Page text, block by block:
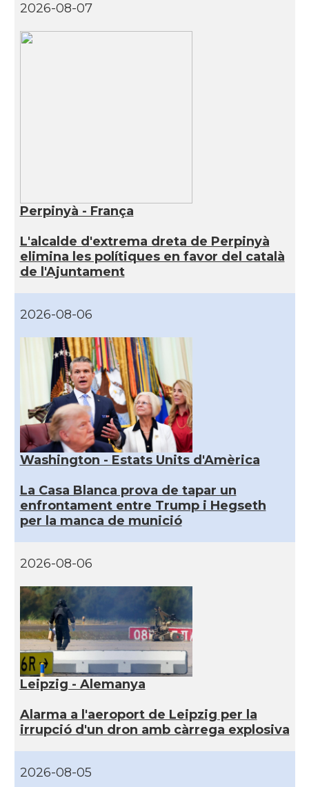
2026-08-07
Perpinyà - França
L'alcalde d'extrema dreta de Perpinyà
elimina les polítiques en favor del català
de l'Ajuntament
2026-08-06
Washington - Estats Units d'Amèrica
La Casa Blanca prova de tapar un
enfrontament entre Trump i Hegseth
per la manca de munició
2026-08-06
Leipzig - Alemanya
Alarma a l'aeroport de Leipzig per la
irrupció d'un dron amb càrrega explosiva
2026-08-05